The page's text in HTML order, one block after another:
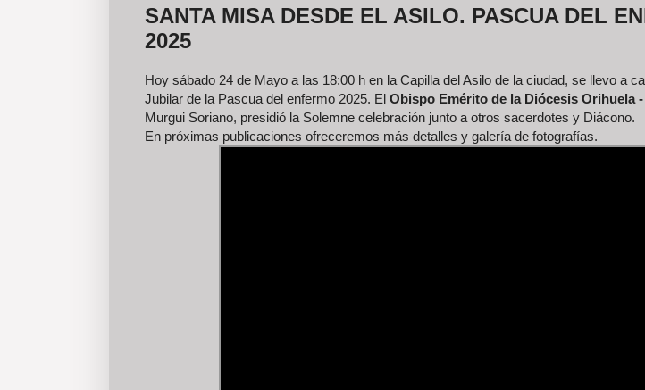
SANTA MISA DESDE EL ASILO. PASCUA DEL
2025
Hoy sábado 24 de Mayo a las 18:00 h en la Capilla del Asilo de la ciudad, se llevo a
Jubilar de la Pascua del enfermo 2025. El Obispo Emérito de la Diócesis Orihuela
Murgui Soriano, presidió la Solemne celebración junto a otros sacerdotes y Diácono.
En próximas publicaciones ofreceremos más detalles y galería de fotografías.